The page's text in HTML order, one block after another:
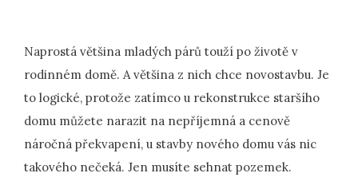
Naprostá většina mladých párů touží po životě v
rodinném domě. A většina z nich chce novostavbu. Je
to logické, protože zatímco u rekonstrukce staršího
domu můžete narazit na nepříjemná a cenově
náročná překvapení, u stavby nového domu vás nic
takového nečeká. Jen musíte sehnat pozemek.